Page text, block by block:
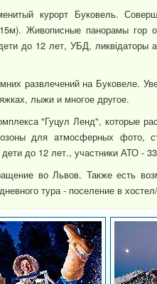
курорт Буковель.
Живописные панорамы гор
до 12 лет, УБД, ликвідаторы
развлечений на Буковеле.
лыжи и многое другое.
"Гуцул Ленд", которые
для атмосферных фото,
до 12 лет., участники АТО -
во Львов. Также есть
тура - поселение в